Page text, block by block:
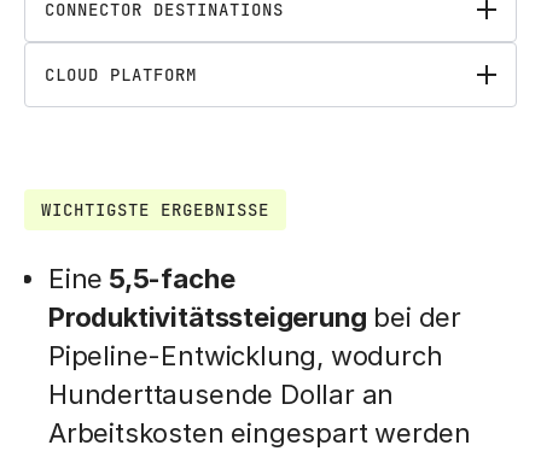
CONNECTOR DESTINATIONS
CLOUD PLATFORM
WICHTIGSTE ERGEBNISSE
Eine 5,5-fache
Produktivitätssteigerung bei der
Pipeline-Entwicklung, wodurch
Hunderttausende Dollar an
Arbeitskosten eingespart werden